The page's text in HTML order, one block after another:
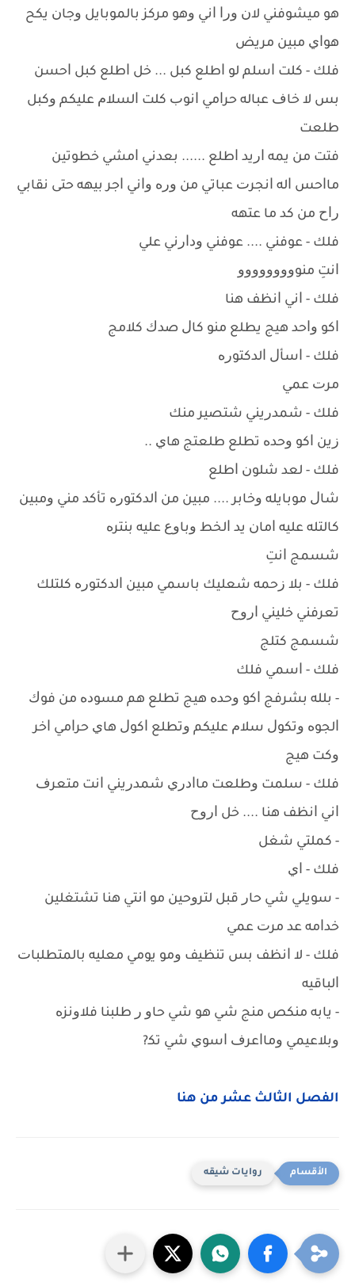
ﻫﻮ ﻣﻴﺸﻮﻓﻨﻲ ﻻﻥ ﻭﺭﺍ ﺍﻧﻲ ﻭﻫﻮ ﻣﺮﻛﺰ ﺑﺎﻟﻤﻮﺑﺎﻳﻞ ﻭﺟﺎﻥ ﻳﻜﺢ
ﻫﻮﺍﻱ ﻣﺒﻴﻦ ﻣﺮﻳﺾ
ﻓﻠﻚ - ﻛﻠﺖ ﺍﺳﻠﻢ ﻟﻮ ﺍﻃﻠﻊ ﻛﺒﻞ ... ﺧﻞ ﺍﻃﻠﻊ ﻛﺒﻞ ﺍﺣﺴﻦ
ﺑﺲ ﻻ ﺧﺎﻑ ﻋﺒﺎﻟﻪ ﺣﺮﺍﻣﻲ ﺍﻧﻮﺏ ﻛﻠﺖ ﺍﻟﺴﻼﻡ ﻋﻠﻴﻜﻢ ﻭﻛﺒﻞ
ﻃﻠﻌﺖ
ﻓﺘﺖ ﻣﻦ ﻳﻤﻪ ﺍﺭﻳﺪ ﺍﻃﻠﻊ ...... ﺑﻌﺪﻧﻲ ﺍﻣﺸﻲ ﺧﻄﻮﺗﻴﻦ
ﻣﺎﺍﺣﺲ ﺍﻟﻪ ﺍﻧﺠﺮﺕ ﻋﺒﺎﺗﻲ ﻣﻦ ﻭﺭﻩ ﻭﺍﻧﻲ ﺍﺟﺮ ﺑﻴﻬﻪ ﺣﺘﻰ ﻧﻘﺎﺑﻲ
ﺭﺍﺡ ﻣﻦ ﻛﺪ ﻣﺎ ﻋﺘﻬﻪ
ﻓﻠﻚ - ﻋﻮﻓﻨﻲ .... ﻋﻮﻓﻨﻲ ﻭﺩﺍﺭﻧﻲ ﻋﻠﻲ
ﺍﻧﺖِ ﻣﻨﻮﻭﻭﻭﻭﻭﻭﻭﻭ
ﻓﻠﻚ - ﺍﻧﻲ ﺍﻧﻈﻒ ﻫﻨﺎ
ﺍﻛﻮ ﻭﺍﺣﺪ ﻫﻴﺞ ﻳﻄﻠﻊ ﻣﻨﻮ ﻛﺎﻝ ﺻﺪﻙ ﻛﻼﻣﺞ
ﻓﻠﻚ - ﺍﺳﺄﻝ ﺍﻟﺪﻛﺘﻮﺭﻩ
ﻣﺮﺕ ﻋﻤﻲ
ﻓﻠﻚ - ﺷﻤﺪﺭﻳﻨﻲ ﺷﺘﺼﻴﺮ ﻣﻨﻚ
ﺯﻳﻦ ﺍﻛﻮ ﻭﺣﺪﻩ ﺗﻄﻠﻊ ﻃﻠﻌﺘﺞ ﻫﺎﻱ ..
ﻓﻠﻚ - ﻟﻌﺪ ﺷﻠﻮﻥ ﺍﻃﻠﻊ
ﺷﺎﻝ ﻣﻮﺑﺎﻳﻠﻪ ﻭﺧﺎﺑﺮ .... ﻣﺒﻴﻦ ﻣﻦ ﺍﻟﺪﻛﺘﻮﺭﻩ ﺗﺄﻛﺪ ﻣﻨﻲ ﻭﻣﺒﻴﻦ
ﻛﺎﻟﺘﻠﻪ ﻋﻠﻴﻪ ﺍﻣﺎﻥ ﻳﺪ ﺍﻟﺨﻂ ﻭﺑﺎﻭﻉ ﻋﻠﻴﻪ ﺑﻨﺘﺮﻩ
ﺷﺴﻤﺞ ﺍﻧﺖِ
ﻓﻠﻚ - ﺑﻼ ﺯﺣﻤﻪ ﺷﻌﻠﻴﻚ ﺑﺎﺳﻤﻲ ﻣﺒﻴﻦ ﺍﻟﺪﻛﺘﻮﺭﻩ ﻛﻠﺘﻠﻚ
ﺗﻌﺮﻓﻨﻲ ﺧﻠﻴﻨﻲ ﺍﺭﻭﺡ
ﺷﺴﻤﺞ ﻛﺘﻠﺞ
ﻓﻠﻚ - ﺍﺳﻤﻲ ﻓﻠﻚ
- ﺑﻠﻠﻪ ﺑﺸﺮﻓﺞ ﺍﻛﻮ ﻭﺣﺪﻩ ﻫﻴﺞ ﺗﻄﻠﻊ ﻫﻢ ﻣﺴﻮﺩﻩ ﻣﻦ ﻓﻮﻙ
ﺍﻟﺠﻮﻩ ﻭﺗﻜﻮﻝ ﺳﻼﻡ ﻋﻠﻴﻜﻢ ﻭﺗﻄﻠﻊ ﺍﻛﻮﻝ ﻫﺎﻱ ﺣﺮﺍﻣﻲ ﺍﺧﺮ
ﻭﻛﺖ ﻫﻴﺞ
ﻓﻠﻚ - ﺳﻠﻤﺖ ﻭﻃﻠﻌﺖ ﻣﺎﺍﺩﺭﻱ ﺷﻤﺪﺭﻳﻨﻲ ﺍﻧﺖ ﻣﺘﻌﺮﻑ
ﺍﻧﻲ ﺍﻧﻈﻒ ﻫﻨﺎ .... ﺧﻞ ﺍﺭﻭﺡ
- ﻛﻤﻠﺘﻲ ﺷﻐﻞ
ﻓﻠﻚ - ﺍﻱ
- ﺳﻮﻳﻠﻲ ﺷﻲ ﺣﺎﺭ ﻗﺒﻞ ﻟﺘﺮﻭﺣﻴﻦ ﻣﻮ ﺍﻧﺘﻲ ﻫﻨﺎ ﺗﺸﺘﻐﻠﻴﻦ
ﺧﺪﺍﻣﻪ ﻋﺪ ﻣﺮﺕ ﻋﻤﻲ
ﻓﻠﻚ - ﻻ ﺍﻧﻈﻒ ﺑﺲ ﺗﻨﻈﻴﻒ ﻭﻣﻮ ﻳﻮﻣﻲ ﻣﻌﻠﻴﻪ ﺑﺎﻟﻤﺘﻄﻠﺒﺎﺕ
ﺍﻟﺒﺎﻗﻴﻪ
- ﻳﺎﺑﻪ ﻣﻨﻜﺺ ﻣﻨﺞ ﺷﻲ ﻫﻮ ﺷﻲ ﺣﺎﻭ ﺭ ﻃﻠﺒﻨﺎ ﻓﻼﻭﻧﺰﻩ
ﻭﺑﻼﻋﻴﻤﻲ ﻭﻣﺎﺍﻋﺮﻑ ﺍﺳﻮﻱ ﺷﻲ ﺗﻜ?
الفصل الثالث عشر من هنا
روايات شيقه